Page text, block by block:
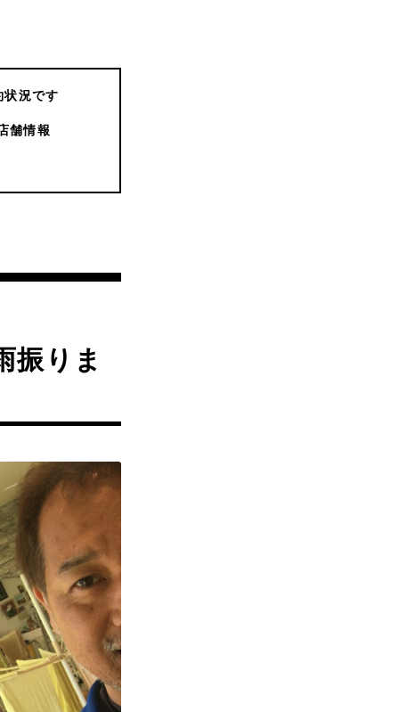
状況です
舗情報
振りま